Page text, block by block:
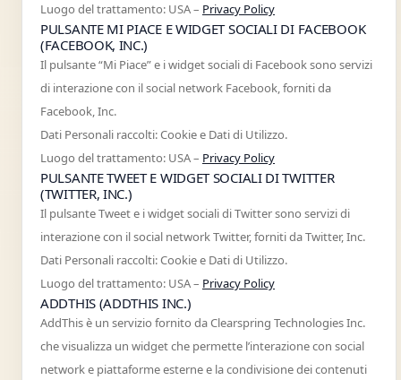
Luogo del trattamento: USA – Privacy Policy
PULSANTE MI PIACE E WIDGET SOCIALI DI FACEBOOK
(FACEBOOK, INC.)
Il pulsante “Mi Piace” e i widget sociali di Facebook sono servizi
di interazione con il social network Facebook, forniti da
Facebook, Inc.
Dati Personali raccolti: Cookie e Dati di Utilizzo.
Luogo del trattamento: USA – Privacy Policy
PULSANTE TWEET E WIDGET SOCIALI DI TWITTER
(TWITTER, INC.)
Il pulsante Tweet e i widget sociali di Twitter sono servizi di
interazione con il social network Twitter, forniti da Twitter, Inc.
Dati Personali raccolti: Cookie e Dati di Utilizzo.
Luogo del trattamento: USA – Privacy Policy
ADDTHIS (ADDTHIS INC.)
AddThis è un servizio fornito da Clearspring Technologies Inc.
che visualizza un widget che permette l’interazione con social
network e piattaforme esterne e la condivisione dei contenuti